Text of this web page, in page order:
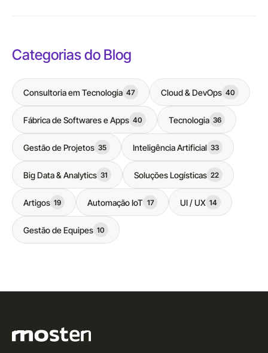
Categorias do Blog
Consultoria em Tecnologia 47 Cloud & DevOps 40
Fábrica de Softwares e Apps 40 Tecnologia 36
Gestão de Projetos 35 Inteligência Artificial 33
Big Data & Analytics 31 Soluções Logísticas 22
Artigos 19 Automação IoT 17 UI / UX 14
Gestão de Equipes 10